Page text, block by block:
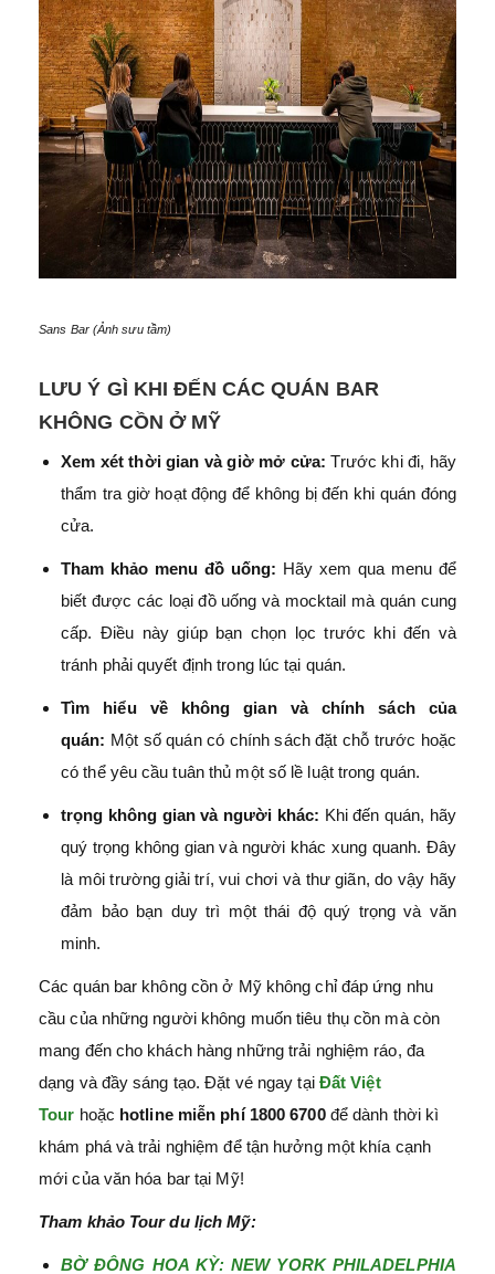
Sans Bar (Ảnh sưu tầm)
LƯU Ý GÌ KHI ĐẾN CÁC QUÁN BAR
KHÔNG CỒN Ở MỸ
Xem xét thời gian và giờ mở cửa: Trước khi đi, hãy
thẩm tra giờ hoạt động để không bị đến khi quán đóng
cửa.
Tham khảo menu đồ uống: Hãy xem qua menu để
biết được các loại đồ uống và mocktail mà quán cung
cấp. Điều này giúp bạn chọn lọc trước khi đến và
tránh phải quyết định trong lúc tại quán.
Tìm hiểu về không gian và chính sách của
quán: Một số quán có chính sách đặt chỗ trước hoặc
có thể yêu cầu tuân thủ một số lề luật trong quán.
trọng không gian và người khác: Khi đến quán, hãy
quý trọng không gian và người khác xung quanh. Đây
là môi trường giải trí, vui chơi và thư giãn, do vậy hãy
đảm bảo bạn duy trì một thái độ quý trọng và văn
minh.
Các quán bar không cồn ở Mỹ không chỉ đáp ứng nhu
cầu của những người không muốn tiêu thụ cồn mà còn
mang đến cho khách hàng những trải nghiệm ráo, đa
dạng và đầy sáng tạo. Đặt vé ngay tại Đất Việt
Tour hoặc hotline miễn phí 1800 6700 để dành thời kì
khám phá và trải nghiệm để tận hưởng một khía cạnh
mới của văn hóa bar tại Mỹ!
Tham khảo Tour du lịch Mỹ:
BỜ ĐÔNG HOA KỲ: NEW YORK PHILADELPHIA